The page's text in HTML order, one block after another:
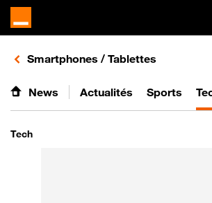
Retours vers le listing d'articles de
Smartphones / Tablettes
News Actualités Sports
Tech